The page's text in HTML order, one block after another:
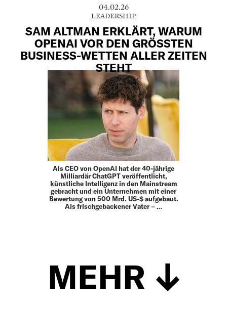
04.02.26
LEADERSHIP
SAM ALTMAN ERKLÄRT, WARUM
OPENAI VOR DEN GRÖSSTEN
BUSINESS-WETTEN ALLER ZEITEN
STEHT
Als CEO von OpenAI hat der 40-jährige
Milliardär ChatGPT veröffentlicht,
künstliche Intelligenz in den Mainstream
gebracht und ein Unternehmen mit einer
Bewertung von 500 Mrd. US-$ aufgebaut.
Als frischgebackener Vater – …
MEHR